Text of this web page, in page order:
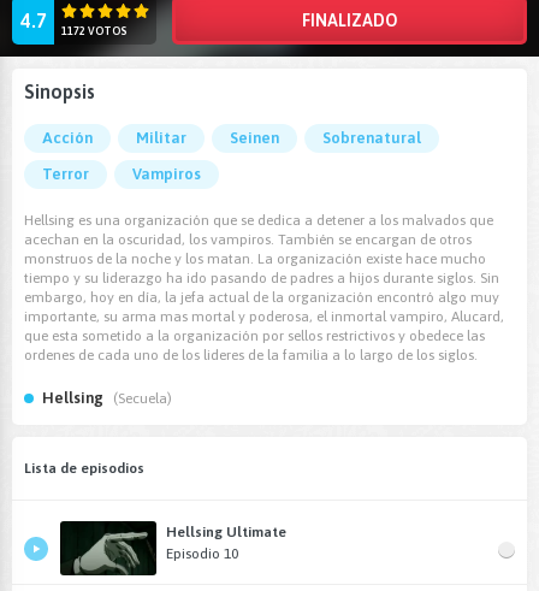
4.7 1172 VOTOS
FINALIZADO
Sinopsis
Acción Militar Seinen
Sobrenatural
Terror
Vampiros
Hellsing es una organización que se dedica a detener a los malvados que
acechan en la oscuridad, los vampiros. También se encargan de otros
monstruos de la noche y los matan. La organización existe hace mucho
tiempo y su liderazgo ha ido pasando de padres a hijos durante siglos. Sin
embargo, hoy en día, la jefa actual de la organización encontró algo muy
importante, su arma mas mortal y poderosa, el inmortal vampiro, Alucard,
que esta sometido a la organización por sellos restrictivos y obedece las
ordenes de cada uno de los lideres de la familia a lo largo de los siglos.
Hellsing (Secuela)
Lista de episodios
Hellsing Ultimate
Episodio 10